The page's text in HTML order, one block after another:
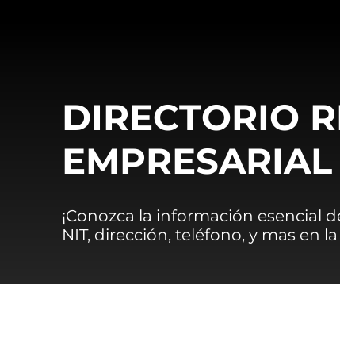
DIRECTORIO
EMPRESARIAL
¡Conozca la información esencial
NIT, dirección, teléfono, y mas en